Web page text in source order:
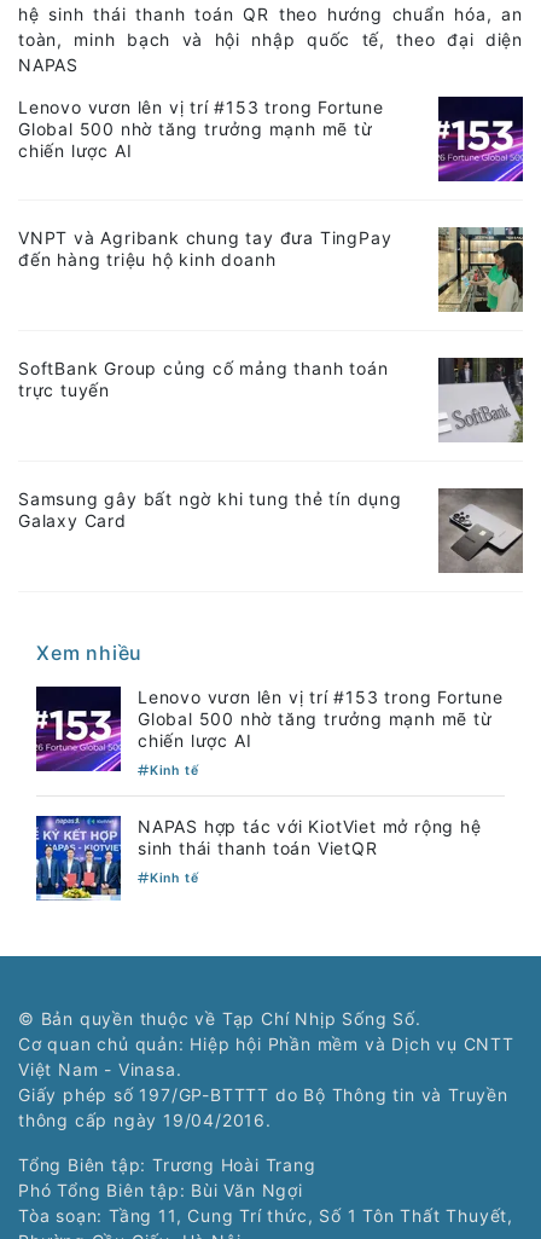
hệ sinh thái thanh toán QR theo hướng chuẩn hóa, an
toàn, minh bạch và hội nhập quốc tế, theo đại diện
NAPAS
Lenovo vươn lên vị trí #153 trong Fortune
Global 500 nhờ tăng trưởng mạnh mẽ từ
chiến lược AI
VNPT và Agribank chung tay đưa TingPay
đến hàng triệu hộ kinh doanh
SoftBank Group củng cố mảng thanh toán
trực tuyến
Samsung gây bất ngờ khi tung thẻ tín dụng
Galaxy Card
Xem nhiều
Lenovo vươn lên vị trí #153 trong Fortune
Global 500 nhờ tăng trưởng mạnh mẽ từ
chiến lược AI
Kinh tế
NAPAS hợp tác với KiotViet mở rộng hệ
sinh thái thanh toán VietQR
Kinh tế
© Bản quyền thuộc về Tạp Chí Nhịp Sống Số.
Cơ quan chủ quản: Hiệp hội Phần mềm và Dịch vụ CNTT
Việt Nam - Vinasa.
Giấy phép số 197/GP-BTTTT do Bộ Thông tin và Truyền
thông cấp ngày 19/04/2016.
Tổng Biên tập: Trương Hoài Trang
Phó Tổng Biên tập: Bùi Văn Ngợi
Tòa soạn: Tầng 11, Cung Trí thức, Số 1 Tôn Thất Thuyết,